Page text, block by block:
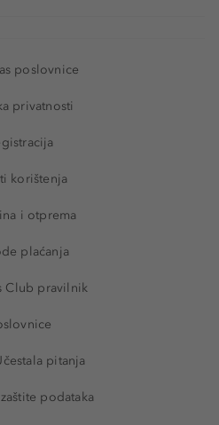
poslovnice
privatnosti
korištenja
i otprema
plaćanja
Club pravilnik
pitanja
podataka